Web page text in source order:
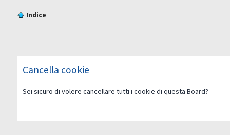
Indice
Cancella cookie
Sei sicuro di volere cancellare tutti i cookie di questa Board?